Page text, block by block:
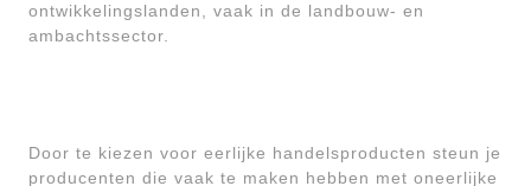
ontwikkelingslanden, vaak in de landbouw- en
ambachtssector.
Door te kiezen voor eerlijke handelsproducten steun je
producenten die vaak te maken hebben met oneerlijke